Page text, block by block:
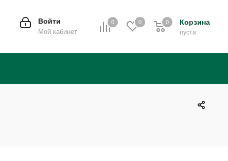
0 0 Корзина
0
пуста
0
Войти
Мой кабинет